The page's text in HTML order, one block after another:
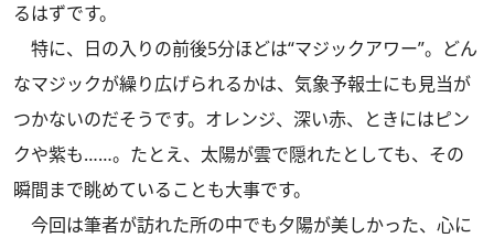
るはずです。
特に、日の入りの前後5分ほどは“マジックアワー”。どん
なマジックが繰り広げられるかは、気象予報士にも見当が
つかないのだそうです。オレンジ、深い赤、ときにはピン
クや紫も……。たとえ、太陽が雲で隠れたとしても、その
瞬間まで眺めていることも大事です。
今回は筆者が訪れた所の中でも夕陽が美しかった、心に